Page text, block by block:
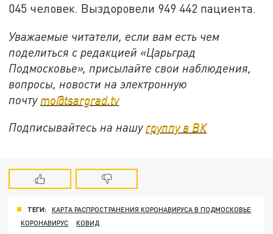
045 человек. Выздоровели 949 442 пациента.
Уважаемые читатели, если вам есть чем
поделиться с редакцией «Царьград
Подмосковье», присылайте свои наблюдения,
вопросы, новости на электронную
почту mo@tsargrad.tv
Подписывайтесь на нашу группу в ВК
ТЕГИ:
КАРТА РАСПРОСТРАНЕНИЯ КОРОНАВИРУСА В ПОДМОСКОВЬЕ
КОРОНАВИРУС
КОВИД